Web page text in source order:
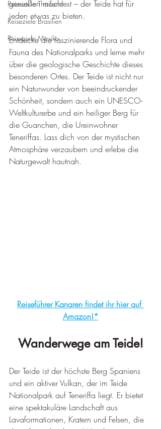
Reiseziele Thailand
Reiseziele Brasilien
Reiseziele Mexiko
genießen möchtest – der Teide hat für
jeden etwas zu bieten.
Entdecke die faszinierende Flora und
Fauna des Nationalparks und lerne mehr
über die geologische Geschichte dieses
besonderen Ortes. Der Teide ist nicht nur
ein Naturwunder von beeindruckender
Schönheit, sondern auch ein UNESCO-
Weltkulturerbe und ein heiliger Berg für
die Guanchen, die Ureinwohner
Teneriffas. Lass dich von der mystischen
Atmosphäre verzaubern und erlebe die
Naturgewalt hautnah.
Reiseführer Kanaren findet ihr hier auf
Amazon!*
Wanderwege am Teide!
Der Teide ist der höchste Berg Spaniens
und ein aktiver Vulkan, der im Teide
Nationalpark auf Teneriffa liegt. Er bietet
eine spektakuläre Landschaft aus
Lavaformationen, Kratern und Felsen, die